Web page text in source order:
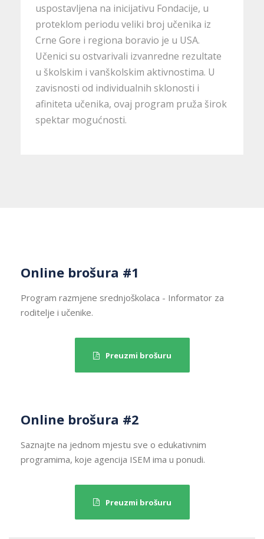
uspostavljena na inicijativu Fondacije, u
proteklom periodu veliki broj učenika iz
Crne Gore i regiona boravio je u USA.
Učenici su ostvarivali izvanredne rezultate
u školskim i vanškolskim aktivnostima. U
zavisnosti od individualnih sklonosti i
afiniteta učenika, ovaj program pruža širok
spektar mogućnosti.
Online brošura #1
Program razmjene srednjoškolaca - Informator za
roditelje i učenike.
Preuzmi brošuru
Online brošura #2
Saznajte na jednom mjestu sve o edukativnim
programima, koje agencija ISEM ima u ponudi.
Preuzmi brošuru